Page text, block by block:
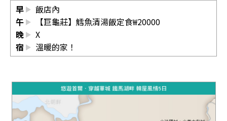
早
飯店內
午
【巨龜莊】鱈魚清湯飯定食₩20000
晚
X
宿
溫暖的家！